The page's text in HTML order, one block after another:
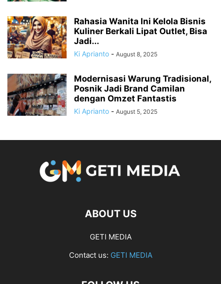
Rahasia Wanita Ini Kelola Bisnis
Kuliner Berkali Lipat Outlet, Bisa
Jadi...
Ki Aprianto - August 8, 2025
Modernisasi Warung Tradisional,
Posnik Jadi Brand Camilan
dengan Omzet Fantastis
Ki Aprianto - August 5, 2025
ABOUT US
GETI MEDIA
Contact us: GETI MEDIA